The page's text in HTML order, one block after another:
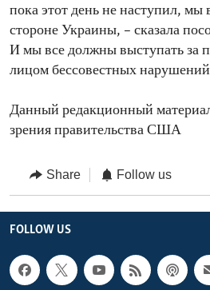
пока этот день не наступил,
стороне Украины, – сказала
И мы все должны выступать за
лицом бессовестных
Данный редакционный
зрения правительства США
Share Follow us
FOLLOW US